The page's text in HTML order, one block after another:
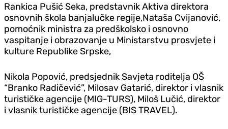
Rankica Pušić Seka, predstavnik Aktiva direktora
osnovnih škola banjalučke regije,Nataša Cvijanović,
pomoćnik ministra za predškolsko i osnovno
vaspitanje i obrazovanje u Ministarstvu prosvjete i
kulture Republike Srpske,
Nikola Popović, predsjednik Savjeta roditelja OŠ
“Branko Radičević”, Milosav Gatarić, direktor i vlasnik
turističke agencije (MIG-TURS), Miloš Lučić, direktor
i vlasnik turističke agencije (BIS TRAVEL).